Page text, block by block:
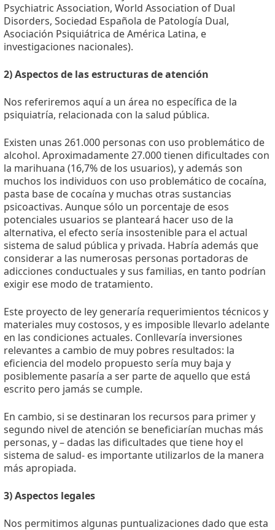
Psychiatric Association, World Association of Dual
Disorders, Sociedad Española de Patología Dual,
Asociación Psiquiátrica de América Latina, e
investigaciones nacionales).
2) Aspectos de las estructuras de atención
Nos referiremos aquí a un área no específica de la
psiquiatría, relacionada con la salud pública.
Existen unas 261.000 personas con uso problemático de
alcohol. Aproximadamente 27.000 tienen dificultades con
la marihuana (16,7% de los usuarios), y además son
muchos los individuos con uso problemático de cocaína,
pasta base de cocaína y muchas otras sustancias
psicoactivas. Aunque sólo un porcentaje de esos
potenciales usuarios se planteará hacer uso de la
alternativa, el efecto sería insostenible para el actual
sistema de salud pública y privada. Habría además que
considerar a las numerosas personas portadoras de
adicciones conductuales y sus familias, en tanto podrían
exigir ese modo de tratamiento.
Este proyecto de ley generaría requerimientos técnicos y
materiales muy costosos, y es imposible llevarlo adelante
en las condiciones actuales. Conllevaría inversiones
relevantes a cambio de muy pobres resultados: la
eficiencia del modelo propuesto sería muy baja y
posiblemente pasaría a ser parte de aquello que está
escrito pero jamás se cumple.
En cambio, si se destinaran los recursos para primer y
segundo nivel de atención se beneficiarían muchas más
personas, y – dadas las dificultades que tiene hoy el
sistema de salud- es importante utilizarlos de la manera
más apropiada.
3) Aspectos legales
Nos permitimos algunas puntualizaciones dado que esta